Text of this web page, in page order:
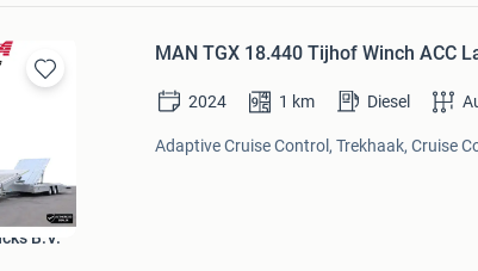
Bewaren
Favorieten
MAN TGX 18.440 Tijhof Winch ACC
2024 1 km Diesel
Adaptive Cruise Control, Trekhaak, Cruise
B.V.